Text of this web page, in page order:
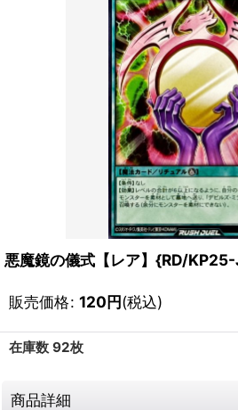
悪魔鏡の儀式【レア】{RD/
販売価格: 120円(税込)
在庫数 92枚
商品詳細